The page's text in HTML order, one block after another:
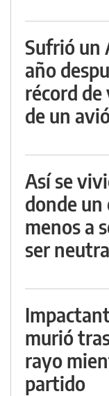
Sufrió un
año
récord de
de un
Así se
donde
menos a
ser
murió
rayo
partido